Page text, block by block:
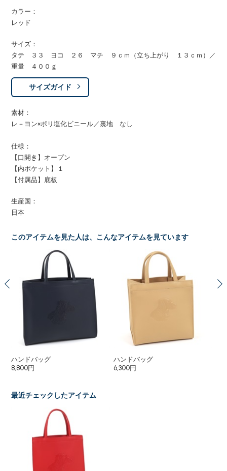
カラー：
レッド
サイズ：
タテ ３３ ヨコ ２６ マチ ９ｃｍ（立ち上がり １３ｃｍ）／
重量 ４００ｇ
サイズガイド
素材：
レ－ヨン×ポリ塩化ビニール／裏地 なし
仕様：
【口開き】オープン
【内ポケット】１
【付属品】底板
生産国：
日本
このアイテムを見た人は、こんなアイテムを見ています
ハンドバッグ
8,800円
ハンドバッグ
6,300円
最近チェックしたアイテム